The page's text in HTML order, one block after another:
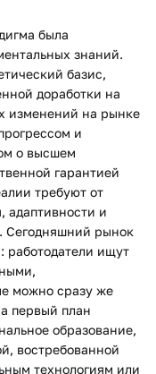
была
знаний.
базис,
доработки на
изменений на рынке
и
о высшем
гарантией
требуют от
адаптивности и
Сегодняшний рынок
работодатели ищут
можно сразу же
первый план
образование,
востребованной
технологиям или